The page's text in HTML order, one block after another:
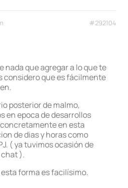
#292104
nada que agregar a lo que te
considero que es fácilmente
posterior de malmo,
en epoca de desarrollos
en esta
de dias y horas como
( ya tuvimos ocasión de
).
forma es facilísimo.